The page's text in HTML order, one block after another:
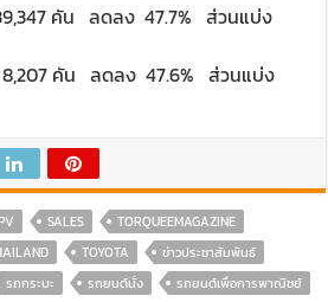
คัน ลดลง 47.7% ส่วนแบ่ง
คัน ลดลง 47.6% ส่วนแบ่ง
SALES
TORQUEEMAGAZINE
TOYOTA
ข่าวประชาสัมพันธ์
รถกระบะ รถยนต์นั่ง
รถยนต์เพื่อการพาณิชย์